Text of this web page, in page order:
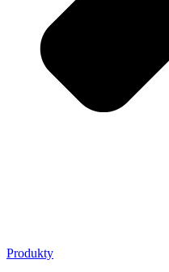
Produkty